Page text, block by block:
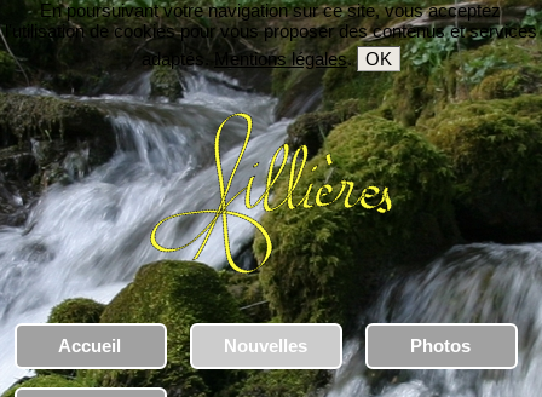
En poursuivant votre navigation sur ce site, vous acceptez
l'utilisation de cookies pour vous proposer des contenus et services
adaptés.
Mentions légales. OK
Accueil Nouvelles Photos